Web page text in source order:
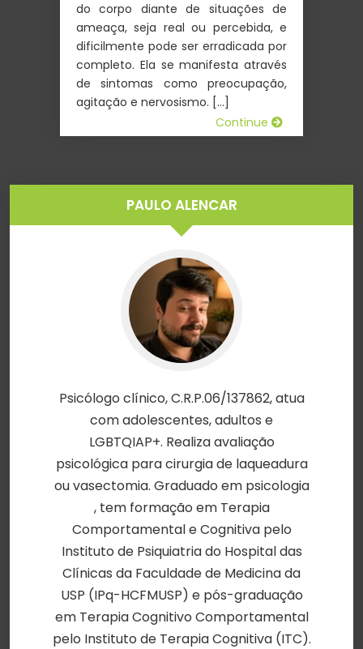
do corpo diante de situações de
ameaça, seja real ou percebida, e
dificilmente pode ser erradicada por
completo. Ela se manifesta através
de sintomas como preocupação,
agitação e nervosismo. […]
Continue
PAULO ALENCAR
Psicólogo clínico, C.R.P.06/137862, atua
com adolescentes, adultos e
LGBTQIAP+. Realiza avaliação
psicológica para cirurgia de laqueadura
ou vasectomia. Graduado em psicologia
, tem formação em Terapia
Comportamental e Cognitiva pelo
Instituto de Psiquiatria do Hospital das
Clínicas da Faculdade de Medicina da
USP (IPq-HCFMUSP) e pós-graduação
em Terapia Cognitivo Comportamental
pelo Instituto de Terapia Cognitiva (ITC).